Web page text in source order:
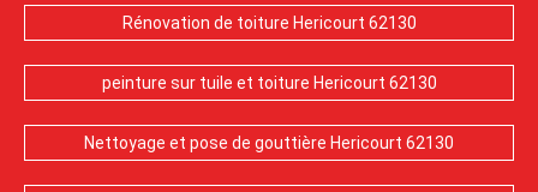
Rénovation de toiture Hericourt 62130
peinture sur tuile et toiture Hericourt 62130
Nettoyage et pose de gouttière Hericourt 62130